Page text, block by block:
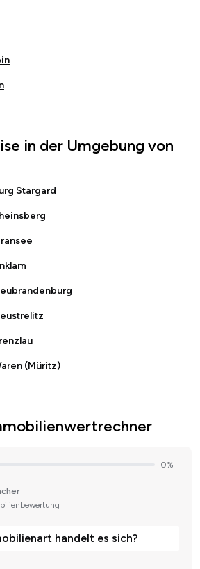
in der Umgebung von
Stargard
(Müritz)